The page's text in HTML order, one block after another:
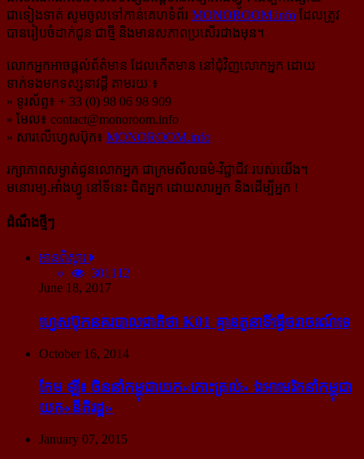
ជាទៀងទាត់ សូមចូលទៅកាន់​គេហទំព័រ MONOROOM.info ដែលត្រូវ
បានរៀបចំដាក់ជូន ជាថ្មី និងមានសភាពប្រសើរជាងមុន។
លោកអ្នកអាចផ្ដល់ព័ត៌មាន ដែលកើតមាន នៅជុំវិញលោកអ្នក ដោយ
ទាក់ទងមកទស្សនាវដ្ដី តាមរយៈ៖
» ទូរស័ព្ទ៖ + 33 (0) 98 06 98 909
» មែល៖ contact@monoroom.info
» សារលើហ្វេសប៊ុក៖ MONOROOM.info
រក្សាភាពសម្ងាត់ជូនលោកអ្នក ជាក្រមសីលធម៌-​វិជ្ជាជីវៈ​របស់យើង។
មនោរម្យ.អាំងហ្វូ នៅទីនេះ ជិតអ្នក ដោយសារអ្នក និងដើម្បីអ្នក !
ដំណឹងថ្មីៗ
អានពិស្ដារ
301112
June 18, 2017
ហ្វេសប៊ុក​នគរបាល​ជាតិ​ថា K01 គ្មាន​តួនាទី​ធ្វើ​ចរាចរណ៍​ទេ
October 16, 2014
កែម ឡី៖ ចិន​នាំ​កម្ពុជា​យក​«កោះ​ត្រល់» ឯ​អាមេរិក​នាំ​កម្ពុជា​
យក​«នីតិរដ្ឋ»
January 07, 2015